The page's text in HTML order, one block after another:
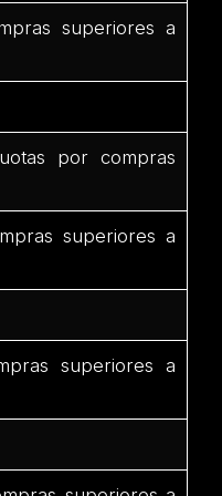
superiores a
por compras
superiores a
superiores a